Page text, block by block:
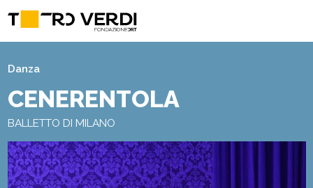
Danza
CENERENTOLA
BALLETTO DI MILANO